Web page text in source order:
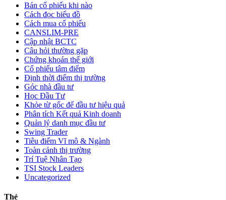
Bán cổ phiếu khi nào
Cách đọc biểu đồ
Cách mua cổ phiếu
CANSLIM-PRE
Cập nhật BCTC
Câu hỏi thường gặp
Chứng khoán thế giới
Cổ phiếu tâm điểm
Định thời điểm thị trường
Góc nhà đầu tư
Học Đầu Tư
Khỏe từ gốc để đầu tư hiệu quả
Phân tích Kết quả Kinh doanh
Quản lý danh mục đầu tư
Swing Trader
Tiêu điểm Vĩ mô & Ngành
Toàn cảnh thị trường
Trí Tuệ Nhân Tạo
TSI Stock Leaders
Uncategorized
Thẻ